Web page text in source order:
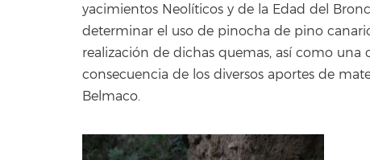
yacimientos Neolíticos y de la Edad del
determinar el uso de pinocha de pino
realización de dichas quemas, así como
consecuencia de los diversos aportes de
Belmaco.